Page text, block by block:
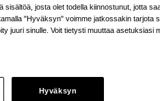
The Round Eartip for The
(10-Pack)
:Varastossa
myymälä: Varastotilanne
josta olet todella kiinnostunut, jotta
"Hyväksyn" voimme jatkossakin tarjota
juuri sinulle. Voit tietysti muuttaa asetuksiasi
Hyväksyn